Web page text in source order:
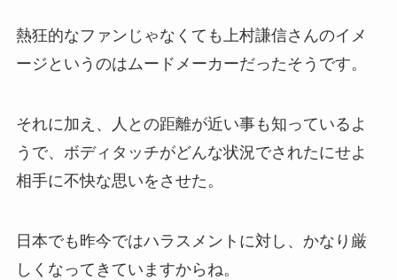
熱狂的なファンじゃなくても上村謙信さんのイメ
ージというのはムードメーカーだったそうです。
それに加え、人との距離が近い事も知っているよ
うで、ボディタッチがどんな状況でされたにせよ
相手に不快な思いをさせた。
日本でも昨今ではハラスメントに対し、かなり厳
しくなってきていますからね。